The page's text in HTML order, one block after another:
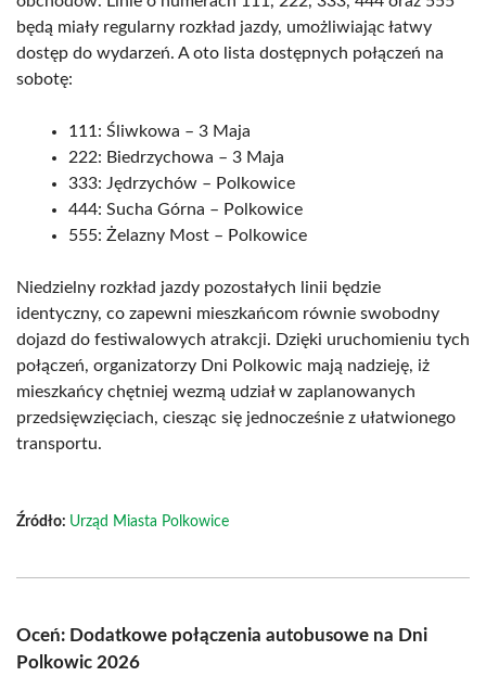
będą miały regularny rozkład jazdy, umożliwiając łatwy
dostęp do wydarzeń. A oto lista dostępnych połączeń na
sobotę:
111: Śliwkowa – 3 Maja
222: Biedrzychowa – 3 Maja
333: Jędrzychów – Polkowice
444: Sucha Górna – Polkowice
555: Żelazny Most – Polkowice
Niedzielny rozkład jazdy pozostałych linii będzie
identyczny, co zapewni mieszkańcom równie swobodny
dojazd do festiwalowych atrakcji. Dzięki uruchomieniu tych
połączeń, organizatorzy Dni Polkowic mają nadzieję, iż
mieszkańcy chętniej wezmą udział w zaplanowanych
przedsięwzięciach, ciesząc się jednocześnie z ułatwionego
transportu.
Źródło: Urząd Miasta Polkowice
Oceń: Dodatkowe połączenia autobusowe na Dni
Polkowic 2026